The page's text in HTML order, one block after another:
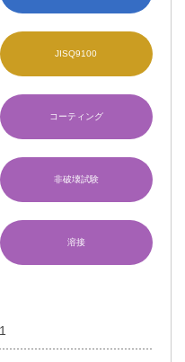
JISQ9100
コーティング
非破壊試験
溶接